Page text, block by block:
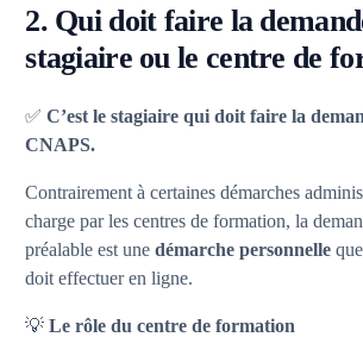
2. Qui doit faire la
stagiaire ou le centre de
✅C’est le stagiaire qui doit faire la
CNAPS.
Contrairement à certaines démarches
charge par les centres de formation, la
préalable est unedémarche personnelle
doit effectuer en ligne.
💡Le rôle du centre de formation